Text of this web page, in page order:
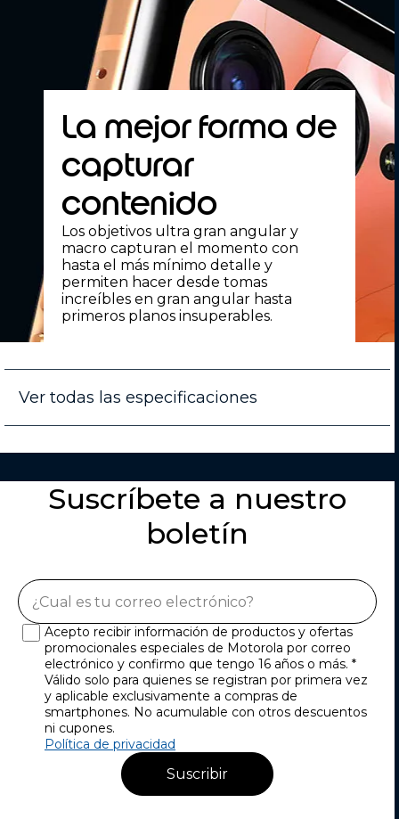
La mejor forma de
capturar
contenido
Los objetivos ultra gran angular y
macro capturan el momento con
hasta el más mínimo detalle y
permiten hacer desde tomas
increíbles en gran angular hasta
primeros planos insuperables.
Ver todas las especificaciones
Suscríbete a nuestro
boletín
Suscribir
Acepto recibir información de productos y ofertas
promocionales especiales de Motorola por correo
electrónico y confirmo que tengo 16 años o más. *
Válido solo para quienes se registran por primera vez
y aplicable exclusivamente a compras de
smartphones. No acumulable con otros descuentos
ni cupones.
Política de privacidad